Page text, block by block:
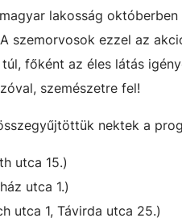
lakosság
szemorvosok ezzel az
főként az éles látás
szemészetre fel!
nektek a
utca 15.)
utca 1.)
utca 1, Távirda utca 25.)